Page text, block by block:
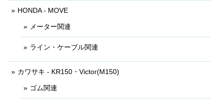
HONDA - MOVE
メーター関連
ライン・ケーブル関連
カワサキ - KR150・Victor(M150)
ゴム関連